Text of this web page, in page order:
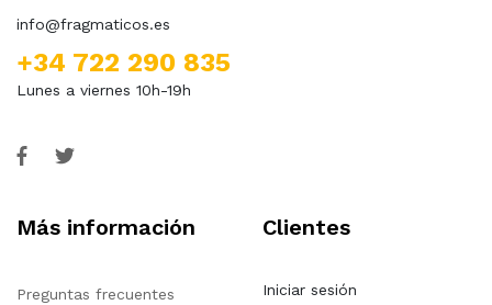
info@fragmaticos.es
+34 722 290 835
Lunes a viernes 10h-19h
Más información
Preguntas frecuentes
Clientes
Iniciar sesión